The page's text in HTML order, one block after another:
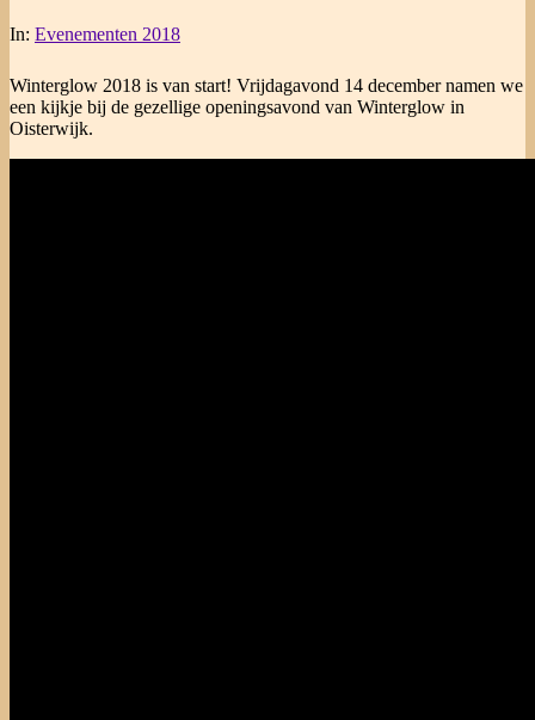
In: Evenementen 2018
Winterglow 2018 is van start! Vrijdagavond 14 december namen we
een kijkje bij de gezellige openingsavond van Winterglow in
Oisterwijk.